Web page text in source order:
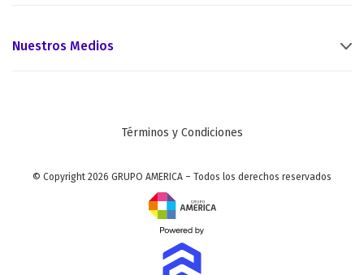
Nuestros Medios
Términos y Condiciones
© Copyright 2026 GRUPO AMERICA – Todos los derechos reservados